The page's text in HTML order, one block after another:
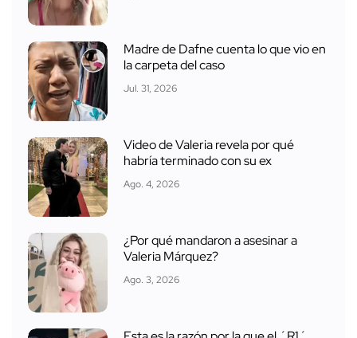
Madre de Dafne cuenta lo que vio en
la carpeta del caso
Jul. 31, 2026
Video de Valeria revela por qué
habría terminado con su ex
Ago. 4, 2026
¿Por qué mandaron a asesinar a
Valeria Márquez?
Ago. 3, 2026